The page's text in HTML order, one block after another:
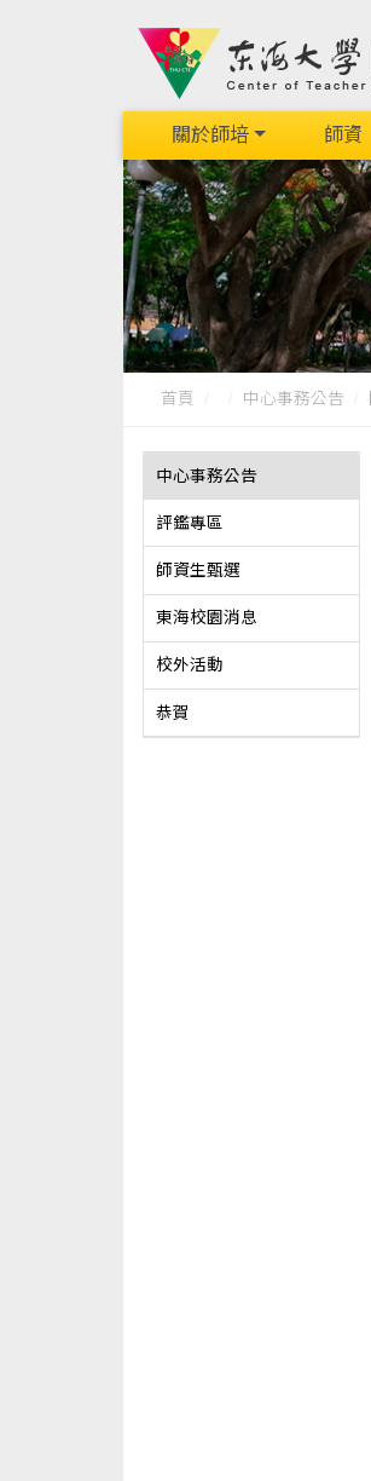
關於師培 師資
首頁 中心事務公告
中心事務公告
評鑑專區
師資生甄選
東海校園消息
校外活動
恭賀